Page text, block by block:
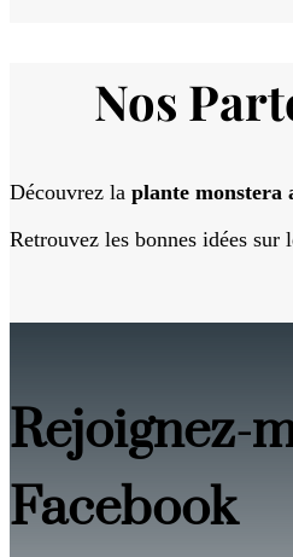
Nos
Découvrez la plante monstera
Retrouvez les bonnes idées sur
Rejoignez-
Facebook